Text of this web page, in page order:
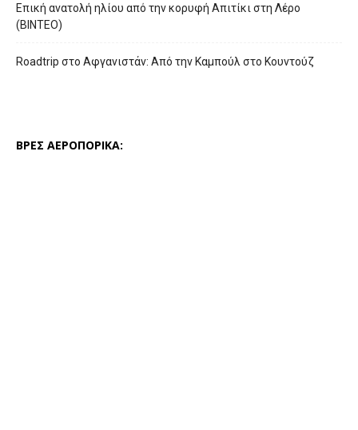
Επική ανατολή ηλίου από την κορυφή Απιτίκι στη Λέρο
(ΒΙΝΤΕΟ)
Roadtrip στο Αφγανιστάν: Από την Καμπούλ στο Κουντούζ
ΒΡΕΣ ΑΕΡΟΠΟΡΙΚΑ: